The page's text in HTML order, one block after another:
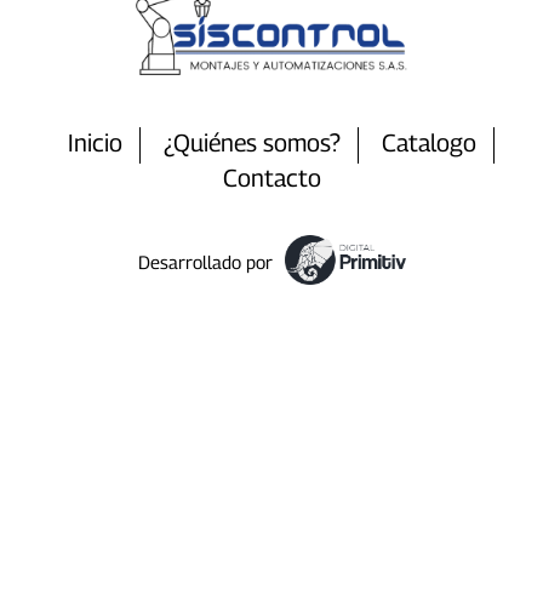
Inicio ¿Quiénes somos?
Catalogo
Contacto
Desarrollado por